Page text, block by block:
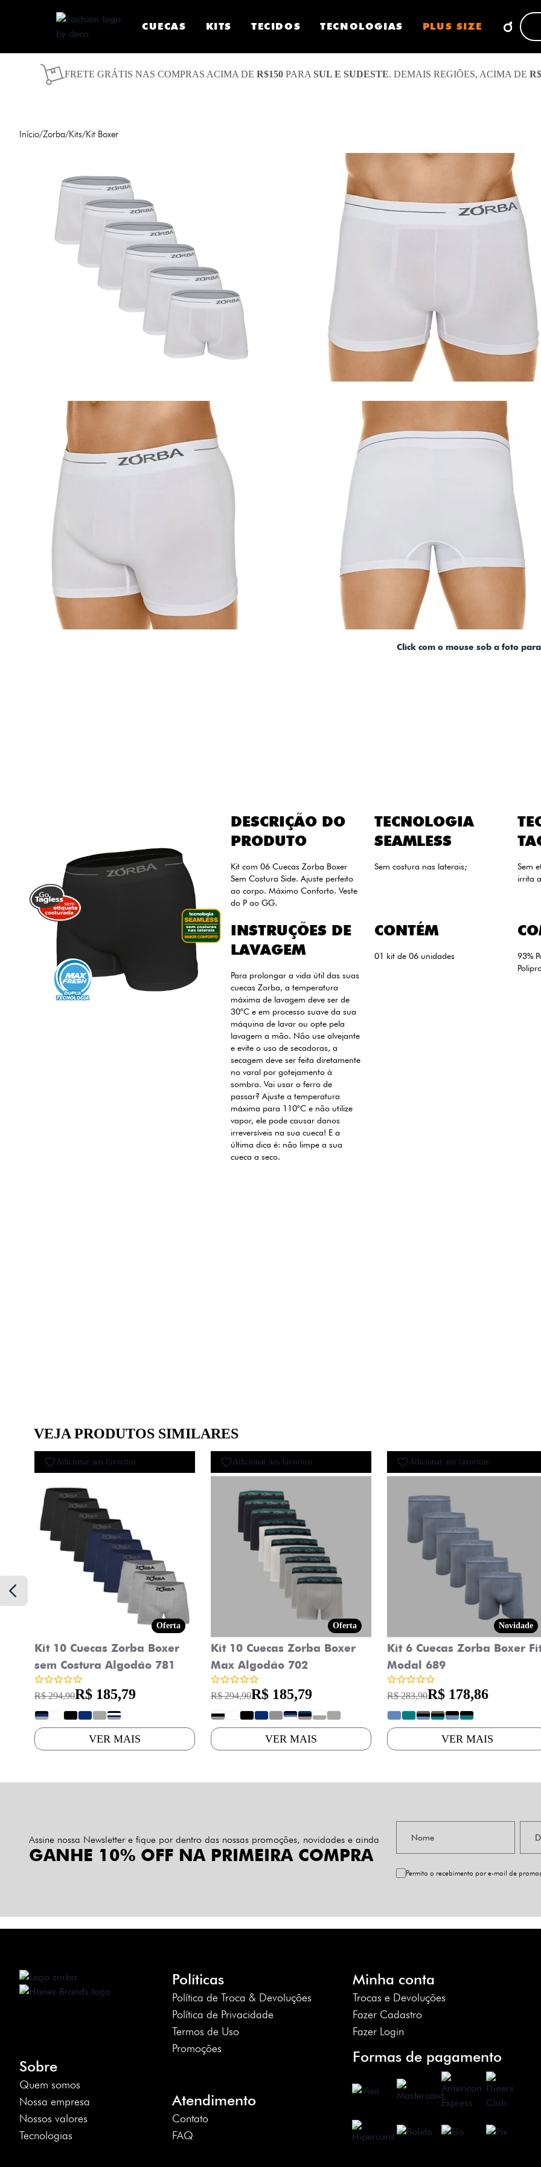
CUECAS KITS TECIDOS TECNOLOGIAS PLUS SIZE
FRETE GRÁTIS NAS COMPRAS ACIMA DE R$150 PARA SUL E SUDESTE. DEMAIS REGIÕES, ACIMA DE
Início/Zorba/Kits/Kit Boxer
Click com o mouse sob a foto
DESCRIÇÃO DO
PRODUTO
Kit com 06 Cuecas Zorba Boxer
Sem Costura Side. Ajuste perfeito
ao corpo. Máximo Conforto. Veste
do P ao GG.
TECNOLOGIA
SEAMLESS
Sem costura nas laterais;
Sem
irrita
INSTRUÇÕES DE
LAVAGEM
Para prolongar a vida útil das suas
cuecas Zorba, a temperatura
máxima de lavagem deve ser de
30°C e em processo suave da sua
máquina de lavar ou opte pela
lavagem a mão. Não use alvejante
e evite o uso de secadoras, a
secagem deve ser feita diretamente
no varal por gotejamento à
sombra. Vai usar o ferro de
passar? Ajuste a temperatura
máxima para 110°C e não utilize
vapor, ele pode causar danos
irreversíveis na sua cueca! E a
última dica é: não limpe a sua
cueca a seco.
CONTÉM
01 kit de 06 unidades
93%
VEJA PRODUTOS SIMILARES
Adicionar aos favoritos
Oferta
Kit 10 Cuecas Zorba Boxer
sem Costura Algodão 781
R$ 294,90R$ 185,79
? ?
VER MAIS
Adicionar aos favoritos
Oferta
Kit 10 Cuecas Zorba Boxer
Max Algodão 702
R$ 294,90R$ 185,79
? ? ? ?
VER MAIS
Adicionar aos favoritos
Novidade
Kit 6 Cuecas Zorba Boxer
Modal 689
R$ 283,90R$ 178,86
? ? ? ?
VER MAIS
Assine nossa Newsletter e fique por dentro das nossas promoções, novidades e ainda
GANHE 10% OFF NA PRIMEIRA COMPRA
Permito o recebimento por e-mail de
Sobre
Quem somos
Nossa empresa
Nossos valores
Tecnologias
Políticas
Política de Troca & Devoluções
Política de Privacidade
Termos de Uso
Promoções
Atendimento
Contato
FAQ
Minha conta
Trocas e Devoluções
Fazer Cadastro
Fazer Login
Formas de pagamento